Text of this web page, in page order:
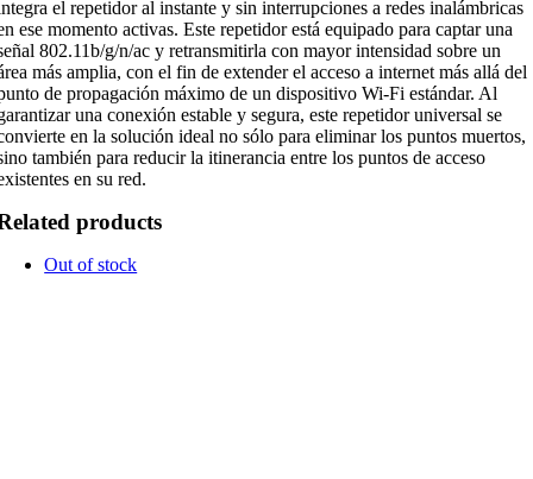
el repetidor al instante y sin interrupciones a redes inalámbricas
ese momento activas. Este repetidor está equipado para captar una
802.11b/g/n/ac y retransmitirla con mayor intensidad sobre un
más amplia, con el fin de extender el acceso a internet más allá del
de propagación máximo de un dispositivo Wi-Fi estándar. Al
una conexión estable y segura, este repetidor universal se
en la solución ideal no sólo para eliminar los puntos muertos,
también para reducir la itinerancia entre los puntos de acceso
en su red.
products
Out of stock